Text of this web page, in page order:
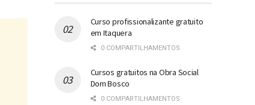
Curso profissionalizante gratuito
em Itaquera
0 COMPARTILHAMENTOS
Cursos gratuitos na Obra Social
Dom Bosco
0 COMPARTILHAMENTOS